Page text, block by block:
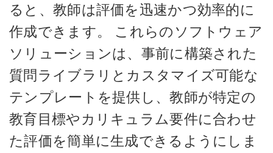
ると、教師は評価を迅速かつ効率的に
作成できます。 これらのソフトウェア
ソリューションは、事前に構築された
質問ライブラリとカスタマイズ可能な
テンプレートを提供し、教師が特定の
教育目標やカリキュラム要件に合わせ
た評価を簡単に生成できるようにしま